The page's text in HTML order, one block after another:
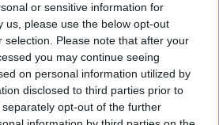
or sensitive information for
us, please use the below opt-out
selection. Please note that after your
you may continue seeing
on personal information utilized by
disclosed to third parties prior to
opt-out of the further
Visi įrašai
įrašai